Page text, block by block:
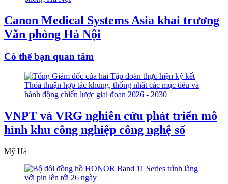
Canon Medical Systems Asia khai trương
Văn phòng Hà Nội
Có thể bạn quan tâm
VNPT và VRG nghiên cứu phát triển mô
hình khu công nghiệp công nghệ số
Mỹ Hà